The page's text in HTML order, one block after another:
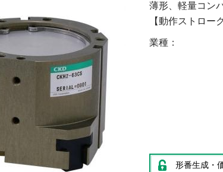
薄形、軽量コン
【動作ストロー
業種
形番生成・